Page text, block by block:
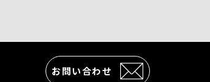
お問い合わせ